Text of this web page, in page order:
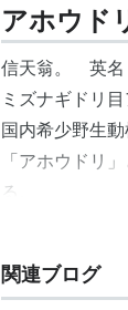
アホウド
信天翁。 英
ミズナギドリ目
国内希少野生動
「アホウドリ
る。
関連ブログ